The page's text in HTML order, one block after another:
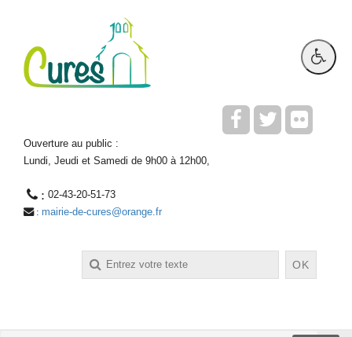
Ouverture au public :
Lundi, Jeudi et Samedi de 9h00 à 12h00,
: 02-43-20-51-73
: mairie-de-cures@orange.fr
OK